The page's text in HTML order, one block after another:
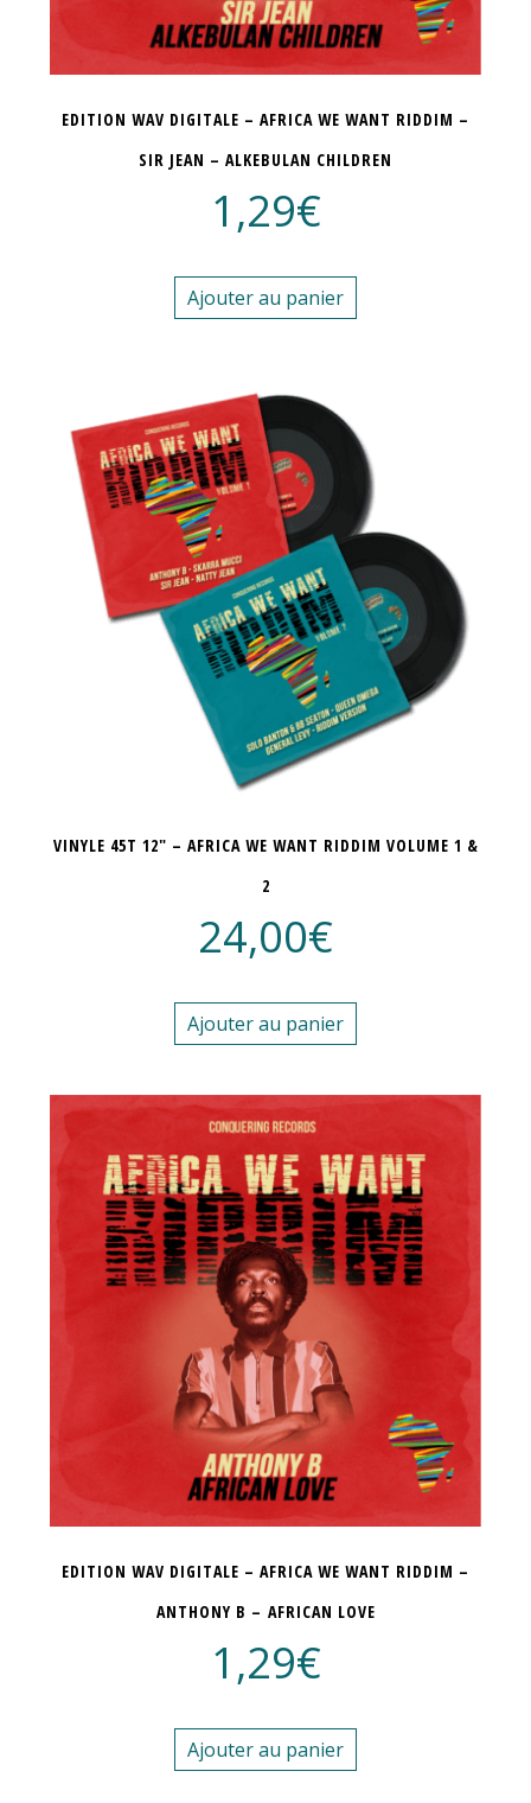
EDITION WAV DIGITALE – AFRICA WE WANT RIDDIM –
SIR JEAN – ALKEBULAN CHILDREN
1,29€
Ajouter au panier
VINYLE 45T 12″ – AFRICA WE WANT RIDDIM VOLUME 1 &
2
24,00€
Ajouter au panier
EDITION WAV DIGITALE – AFRICA WE WANT RIDDIM –
ANTHONY B – AFRICAN LOVE
1,29€
Ajouter au panier